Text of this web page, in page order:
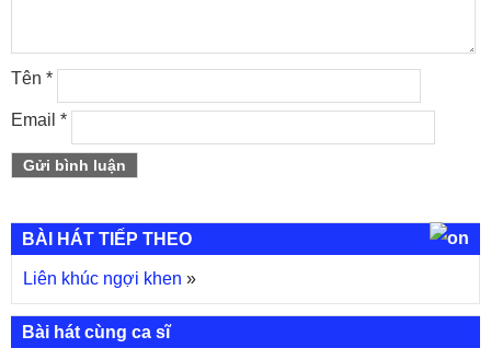
Tên *
Email *
BÀI HÁT TIẾP THEO
Liên khúc ngợi khen »
Bài hát cùng ca sĩ